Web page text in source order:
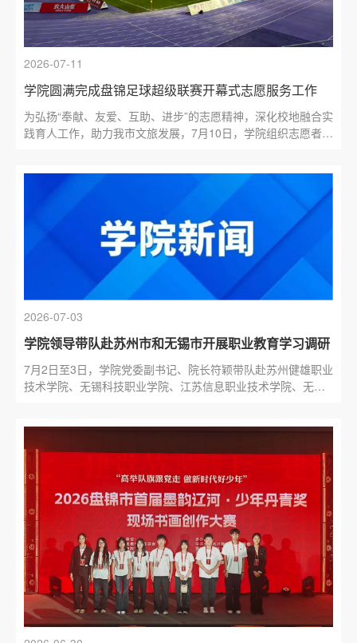
2026-07-11
学院圆满完成盘锦足球超级联赛开幕式志愿服务工作
为弘扬“奉献、友爱、互助、进步”的志愿精神，深化校地融合实
践育人工作，助力我市文旅发展，7月10日，学院组织志愿者前
2026-07-03
学院领导带队赴苏州市和无锡市开展职业教育学习调研
7月2日至3日，学院党委副书记、院长符颖带队赴苏州健雄职业
技术学院、无锡科技职业学院、江苏信息职业技术学院、无锡